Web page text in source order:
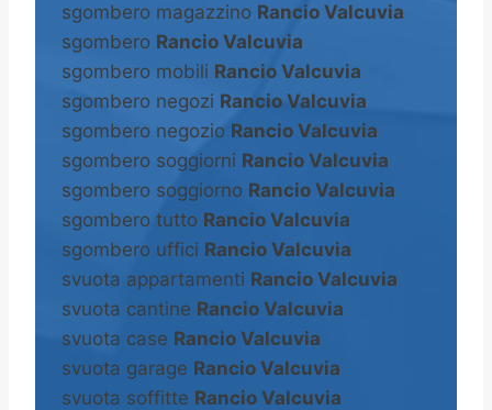
sgombero magazzino Rancio Valcuvia
sgombero Rancio Valcuvia
sgombero mobili Rancio Valcuvia
sgombero negozi Rancio Valcuvia
sgombero negozio Rancio Valcuvia
sgombero soggiorni Rancio Valcuvia
sgombero soggiorno Rancio Valcuvia
sgombero tutto Rancio Valcuvia
sgombero uffici Rancio Valcuvia
svuota appartamenti Rancio Valcuvia
svuota cantine Rancio Valcuvia
svuota case Rancio Valcuvia
svuota garage Rancio Valcuvia
svuota soffitte Rancio Valcuvia